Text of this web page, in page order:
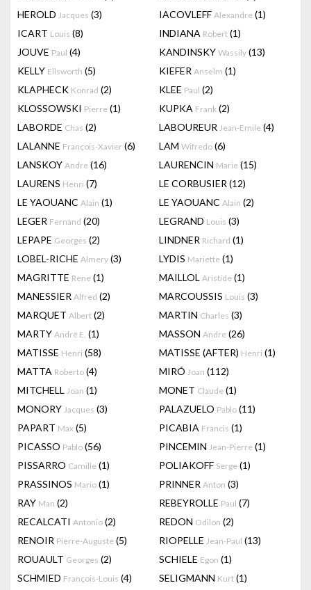
HEROLD Jacques (3) IACOVLEFF Alexandre (1)
ICART Louis (8) INDIANA Robert (1)
JOUVE Paul (4) KANDINSKY Wassily (13)
KELLY Ellsworth (5) KIEFER Anselm (1)
KLAPHECK Konrad (2) KLEE Paul (2)
KLOSSOWSKI Pierre (1) KUPKA Frank (2)
LABORDE Chas (2) LABOUREUR Jean-Emile (4)
LALANNE François-Xavier (6) LAM Wifredo (6)
LANSKOY Andre (16) LAURENCIN Marie (15)
LAURENS Henri (7) LE CORBUSIER (12)
LE YAOUANC Alain (1) LE YAOUANC Alain (2)
LEGER Fernand (20) LEGRAND Louis (3)
LEPAPE Georges (2) LINDNER Richard (1)
LOBEL-RICHE Almery (3) LYDIS Mariette (1)
MAGRITTE Rene (1) MAILLOL Aristide (1)
MANESSIER Alfred (2) MARCOUSSIS Louis (3)
MARQUET Albert (2) MARTIN Charles (3)
MARTY André E. (1) MASSON Andre (26)
MATISSE Henri (58) MATISSE (AFTER) Henri (1)
MATTA Roberto (4) MIRÓ Joan (112)
MITCHELL Joan (1) MONET Claude (1)
MONORY Jacques (3) PALAZUELO Pablo (11)
PAPART Max (5) PICABIA Francis (1)
PICASSO Pablo (56) PINCEMIN Jean-Pierre (1)
PISSARRO Camille (1) POLIAKOFF Serge (1)
PRASSINOS Mario (1) PRINNER Anton (3)
RAY Man (2) REBEYROLLE Paul (7)
RECALCATI Antonio (2) REDON Odilon (2)
RENOIR Pierre-Auguste (5) RIOPELLE Jean-Paul (13)
ROUAULT Georges (2) SCHIELE Egon (1)
SCHMIED François-Louis (4) SELIGMANN Kurt (1)